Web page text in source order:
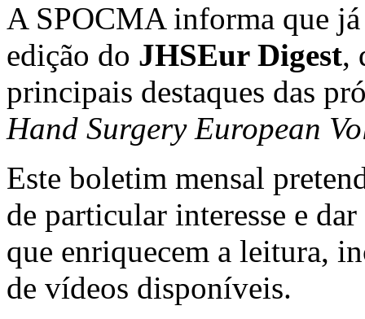
A SPOCMA informa que
edição do JHSEur Digest,
principais destaques das
Hand Surgery European
Este boletim mensal
de particular interesse e
que enriquecem a leitura,
de vídeos disponíveis.